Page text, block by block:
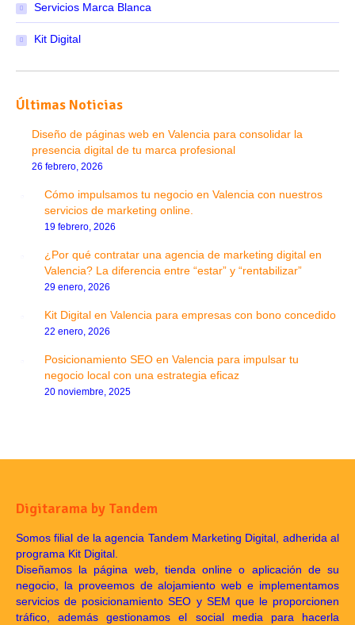
Servicios Marca Blanca
Kit Digital
Últimas Noticias
Diseño de páginas web en Valencia para consolidar la
presencia digital de tu marca profesional
26 febrero, 2026
Cómo impulsamos tu negocio en Valencia con nuestros
servicios de marketing online.
19 febrero, 2026
¿Por qué contratar una agencia de marketing digital en
Valencia? La diferencia entre “estar” y “rentabilizar”
29 enero, 2026
Kit Digital en Valencia para empresas con bono concedido
22 enero, 2026
Posicionamiento SEO en Valencia para impulsar tu
negocio local con una estrategia eficaz
20 noviembre, 2025
Digitarama by Tandem
Somos filial de la agencia Tandem Marketing Digital, adherida al
programa Kit Digital.
Diseñamos la página web, tienda online o aplicación de su
negocio, la proveemos de alojamiento web e implementamos
servicios de posicionamiento SEO y SEM que le proporcionen
tráfico, además gestionamos el social media para hacerla